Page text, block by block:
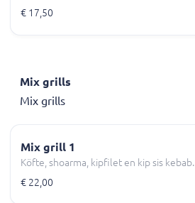
€ 17,50
Mix grills
Mix grills
Mix grill 1
Köfte, shoarma, kipfilet en kip sis kebab.
€ 22,00